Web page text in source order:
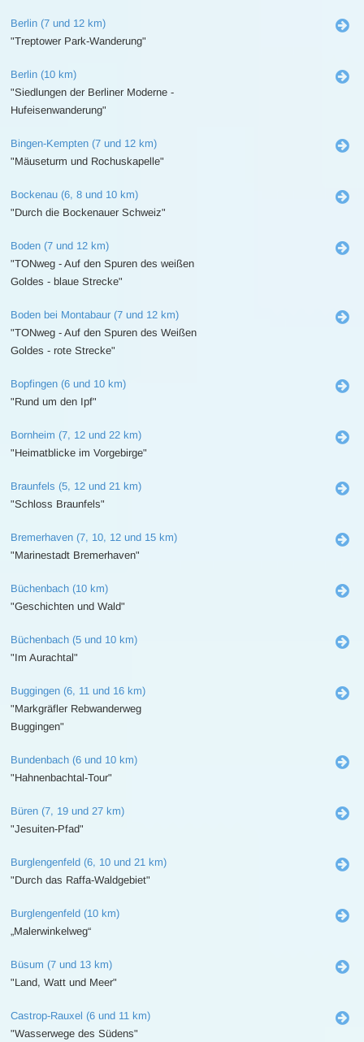
Berlin (7 und 12 km)
"Treptower Park-Wanderung"
Berlin (10 km)
"Siedlungen der Berliner Moderne -
Hufeisenwanderung"
Bingen-Kempten (7 und 12 km)
"Mäuseturm und Rochuskapelle"
Bockenau (6, 8 und 10 km)
"Durch die Bockenauer Schweiz"
Boden (7 und 12 km)
"TONweg - Auf den Spuren des weißen
Goldes - blaue Strecke"
Boden bei Montabaur (7 und 12 km)
"TONweg - Auf den Spuren des Weißen
Goldes - rote Strecke"
Bopfingen (6 und 10 km)
"Rund um den Ipf"
Bornheim (7, 12 und 22 km)
"Heimatblicke im Vorgebirge"
Braunfels (5, 12 und 21 km)
"Schloss Braunfels"
Bremerhaven (7, 10, 12 und 15 km)
"Marinestadt Bremerhaven"
Büchenbach (10 km)
"Geschichten und Wald"
Büchenbach (5 und 10 km)
"Im Aurachtal"
Buggingen (6, 11 und 16 km)
"Markgräfler Rebwanderweg
Buggingen"
Bundenbach (6 und 10 km)
"Hahnenbachtal-Tour"
Büren (7, 19 und 27 km)
"Jesuiten-Pfad"
Burglengenfeld (6, 10 und 21 km)
"Durch das Raffa-Waldgebiet"
Burglengenfeld (10 km)
„Malerwinkelweg“
Büsum (7 und 13 km)
"Land, Watt und Meer"
Castrop-Rauxel (6 und 11 km)
"Wasserwege des Südens"